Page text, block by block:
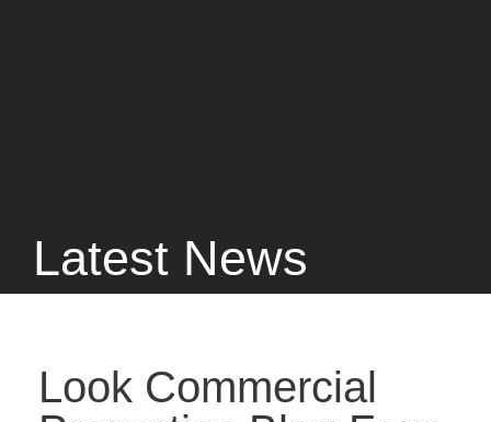
Latest News
Look Commercial